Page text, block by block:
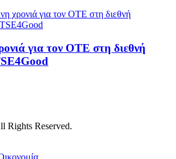
για τον ΟΤΕ στη διεθνή
Rights Reserved.